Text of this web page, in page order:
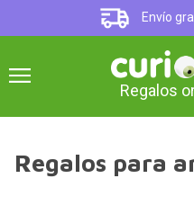
Envío
Regalos
Regalos para